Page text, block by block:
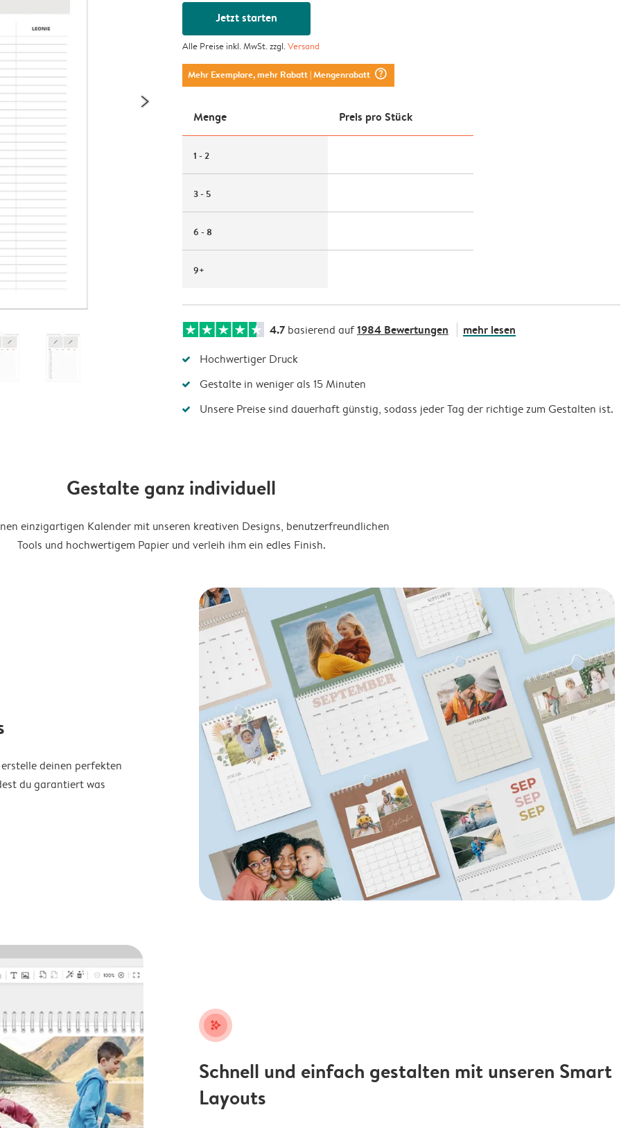
Jetzt starten
Alle Preise inkl. MwSt. zzgl.Versand
Mehr Exemplare, mehr Rabatt| Mengenrabatt question_mark_circle
Menge Preis pro Stück
1 - 2
3 - 5
6 - 8
9+
4.7 basierend auf1984 Bewertungen mehr lesen
Hochwertiger Druck
Gestalte in weniger als 15 Minuten
Unsere Preise sind dauerhaft günstig, sodass jeder Tag der richtige zum Gestalten ist.
Gestalte ganz individuell
einzigartigen Kalender mit unseren kreativen Designs, benutzerfreundlichen
Tools und hochwertigem Papier und verleih ihm ein edles Finish.
deinen perfekten
du garantiert was
stars_plus
Schnell und einfach gestalten mit unseren Smart
Layouts